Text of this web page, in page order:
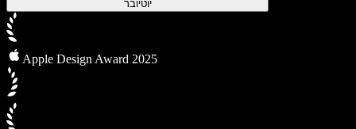
יוטיובר
Apple Design Award 2025